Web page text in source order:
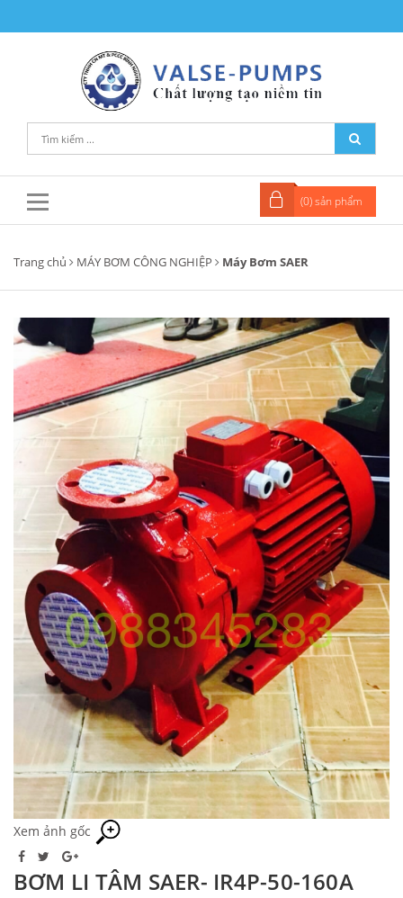
(0) sản phẩm
Trang chủ MÁY BƠM CÔNG NGHIỆP Máy Bơm SAER
Xem ảnh gốc
BƠM LI TÂM SAER- IR4P-50-160A